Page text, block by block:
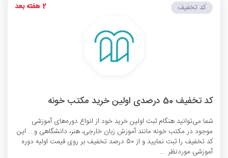
کد تخفیف 50 درصدی اولین خرید مکتب خونه
شما می‌توانید هنگام ثبت اولین خرید خود از انواع دوره‌های آموزشی
موجود در مکتب خونه مانند آموزش زبان خارجی، هنر، دانشگاهی و... این
کد تخفیف را ثبت نمایید و از 50 درصد تخفیف بر روی قیمت اولیه دوره
آموزشی موردنظر ...
کد تخفیف 2 هفته بعد